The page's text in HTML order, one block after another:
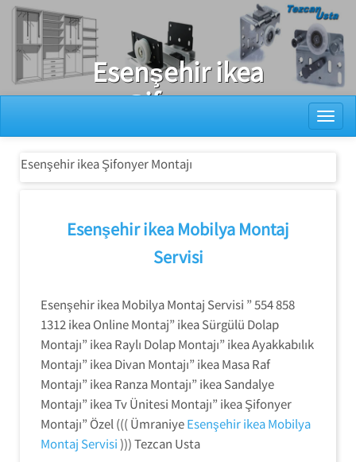
Ray Dolap Tamiri
Esenşehir ikea
Şifonyer
Montajı
Esenşehir ikea Şifonyer Montajı
Esenşehir ikea Mobilya Montaj
Servisi
Esenşehir ikea Mobilya Montaj Servisi ” 554 858
1312 ikea Online Montaj” ikea Sürgülü Dolap
Montajı” ikea Raylı Dolap Montajı” ikea Ayakkabılık
Montajı” ikea Divan Montajı” ikea Masa Raf
Montajı” ikea Ranza Montajı” ikea Sandalye
Montajı” ikea Tv Ünitesi Montajı” ikea Şifonyer
Montajı” Özel ((( ÜmraniyeEsenşehir ikea Mobilya
Montaj Servisi))) Tezcan Usta